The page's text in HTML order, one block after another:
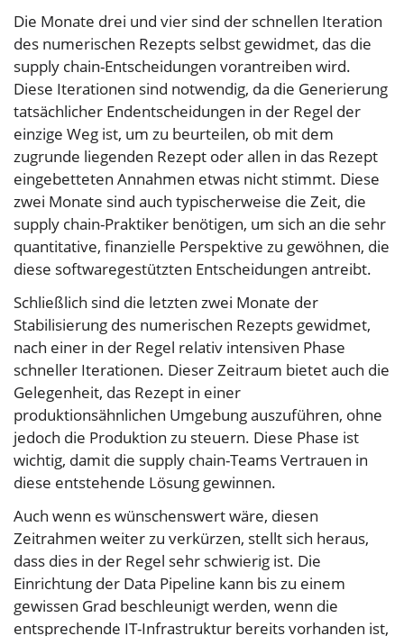
Die Monate drei und vier sind der schnellen Iteration
des numerischen Rezepts selbst gewidmet, das die
supply chain-Entscheidungen vorantreiben wird.
Diese Iterationen sind notwendig, da die Generierung
tatsächlicher Endentscheidungen in der Regel der
einzige Weg ist, um zu beurteilen, ob mit dem
zugrunde liegenden Rezept oder allen in das Rezept
eingebetteten Annahmen etwas nicht stimmt. Diese
zwei Monate sind auch typischerweise die Zeit, die
supply chain-Praktiker benötigen, um sich an die sehr
quantitative, finanzielle Perspektive zu gewöhnen, die
diese softwaregestützten Entscheidungen antreibt.
Schließlich sind die letzten zwei Monate der
Stabilisierung des numerischen Rezepts gewidmet,
nach einer in der Regel relativ intensiven Phase
schneller Iterationen. Dieser Zeitraum bietet auch die
Gelegenheit, das Rezept in einer
produktionsähnlichen Umgebung auszuführen, ohne
jedoch die Produktion zu steuern. Diese Phase ist
wichtig, damit die supply chain-Teams Vertrauen in
diese entstehende Lösung gewinnen.
Auch wenn es wünschenswert wäre, diesen
Zeitrahmen weiter zu verkürzen, stellt sich heraus,
dass dies in der Regel sehr schwierig ist. Die
Einrichtung der Data Pipeline kann bis zu einem
gewissen Grad beschleunigt werden, wenn die
entsprechende IT-Infrastruktur bereits vorhanden ist,